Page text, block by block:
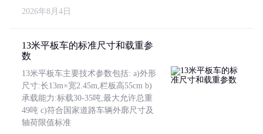
2026年8月4日
13米平板车的标准尺寸和载重参
数
13米平板车主要技术参数包括: a)外形
尺寸:长13m×宽2.45m,栏板高55cm b)
承载能力:标载30-35吨,最大允许总重
49吨 c)符合国家道路车辆外廓尺寸及
轴荷限值标准